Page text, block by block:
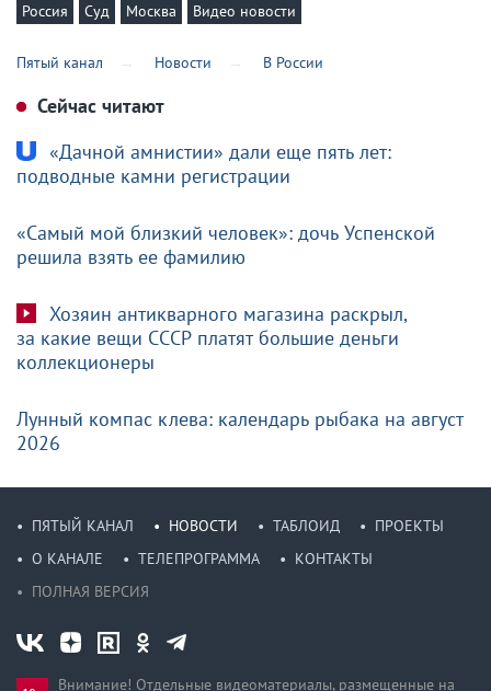
Россия Суд Москва Видео новости
Пятый канал Новости В России
Сейчас читают
«Дачной амнистии» дали еще пять лет:
подводные камни регистрации
«Самый мой близкий человек»: дочь Успенской
решила взять ее фамилию
Хозяин антикварного магазина раскрыл,
за какие вещи СССР платят большие деньги
коллекционеры
Лунный компас клева: календарь рыбака на август
2026
ПЯТЫЙ КАНАЛ НОВОСТИ ТАБЛОИД
ПРОЕКТЫ
О КАНАЛЕ
ТЕЛЕПРОГРАММА
КОНТАКТЫ
ПОЛНАЯ ВЕРСИЯ
Внимание! Отдельные видеоматериалы, размещенные на